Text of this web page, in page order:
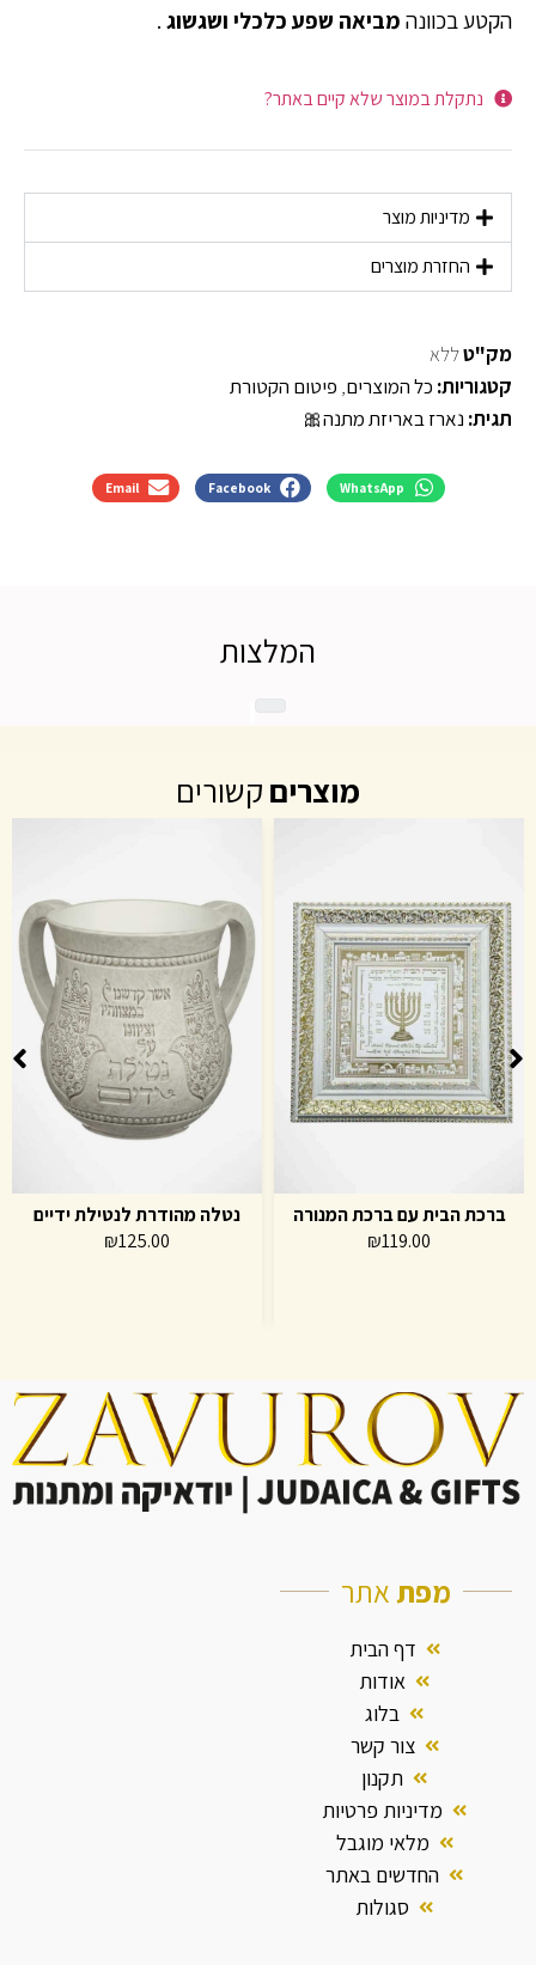
הקטע בכוונה מביאה שפע כלכלי ושגשוג .
נתקלת במוצר שלא קיים באתר?
מדיניות מוצר
החזרת מוצרים
מק"טללא
קטגוריות: כל המוצרים, פיטום הקטורת
תגית: נארז באריזת מתנה🎀
WhatsApp
Facebook
Email
המלצות
מוצריםקשורים
ברכת הבית עם ברכת המנורה
₪119.00
נטלה מהודרת לנטילת ידיים
₪125.00
מפתאתר
דף הבית
אודות
בלוג
צור קשר
תקנון
מדיניות פרטיות
מלאי מוגבל
החדשים באתר
סגולות